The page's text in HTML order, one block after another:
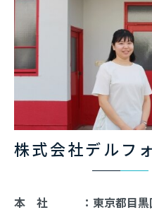
株式会社デルフ
本 社 ：東京都目黒区